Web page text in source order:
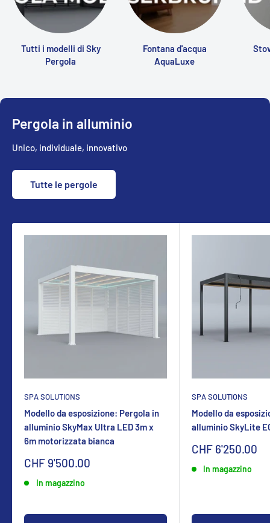
Tutti i modelli di Sky
Pergola
Fontana d'acqua
AquaLuxe
Pergola in alluminio
Unico, individuale, innovativo
Tutte le pergole
SPA SOLUTIONS
Modello da esposizione: Pergola in
alluminio SkyMax Ultra LED 3m x
6m motorizzata bianca
Sonderpreis
CHF 9'500.00
In magazzino
SPA SOLUTIONS
Modello da
alluminio SkyLite
Sonderpreis
CHF 6'250.00
In magazzino